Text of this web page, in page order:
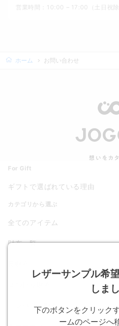
営業時間：10:00 – 17:00（土日祝除
ホーム お問い合わせ
For Gift
ギフトで選ばれている理由
カテゴリから選ぶ
全てのアイテム
財布一覧
コンパクト財布
レザーサンプル希
しま
下のボタンをクリック
ームのページへ